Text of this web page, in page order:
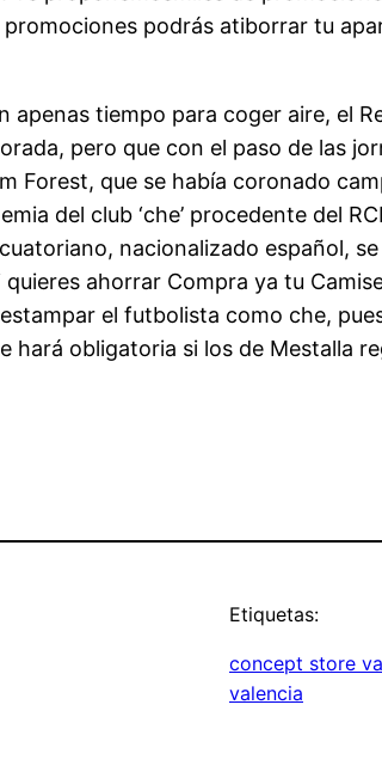
podrás atiborrar tu
apenas tiempo para coger aire, el
pero que con el paso de las
Forest, que se había coronado
del club ‘che’ procedente del
nacionalizado español,
ahorrar Compra ya tu
el futbolista como che,
hará obligatoria si los de Mestalla
Etiquetas:
concept store
valencia